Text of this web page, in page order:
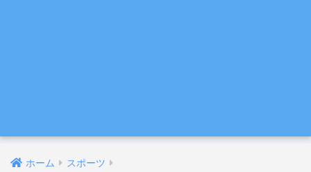
ホーム スポーツ